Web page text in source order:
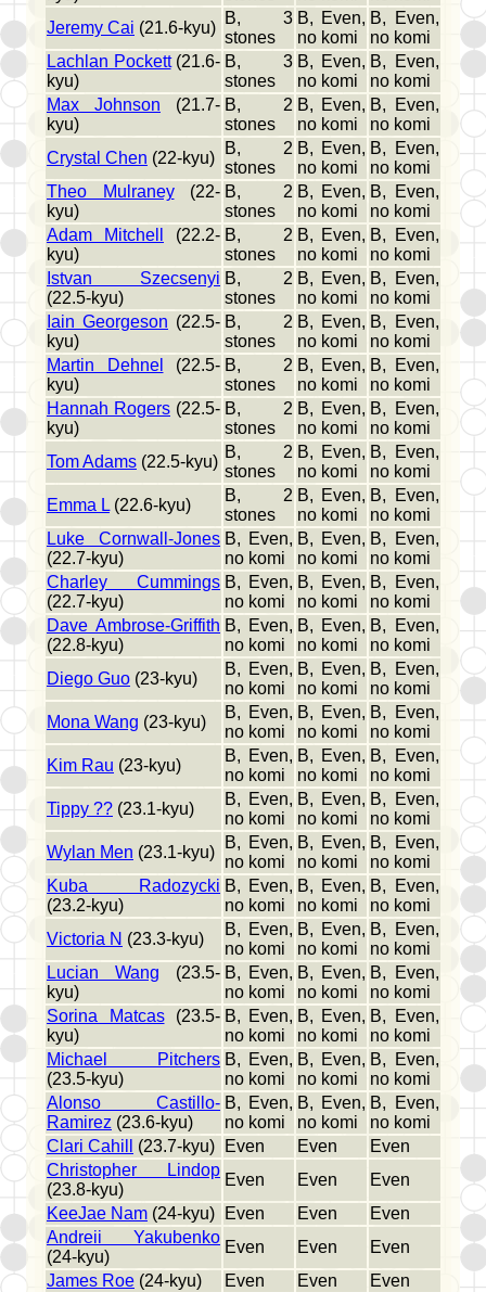
Jeremy Cai (21.6-kyu)
B, 3
stones
B, Even,
no komi
B, Even,
no komi
Lachlan Pockett(21.6-
kyu)
B, 3
stones
B, Even,
no komi
B, Even,
no komi
Max Johnson (21.7-
kyu)
B, 2
stones
B, Even,
no komi
B, Even,
no komi
Crystal Chen (22-kyu)
B, 2
stones
B, Even,
no komi
B, Even,
no komi
Theo Mulraney(22-
kyu)
B, 2
stones
B, Even,
no komi
B, Even,
no komi
Adam Mitchell
(22.2-
kyu)
B, 2
stones
B, Even,
no komi
B, Even,
no komi
Istvan Szecsenyi
(22.5-kyu)
B, 2
stones
B, Even,
no komi
B, Even,
no komi
Iain Georgeson (22.5-
kyu)
B, 2
stones
B, Even,
no komi
B, Even,
no komi
Martin Dehnel
(22.5-
kyu)
B, 2
stones
B, Even,
no komi
B, Even,
no komi
Hannah Rogers (22.5-
kyu)
B, 2
stones
B, Even,
no komi
B, Even,
no komi
Tom Adams (22.5-kyu)
B, 2
stones
B, Even,
no komi
B, Even,
no komi
Emma L(22.6-kyu)
B, 2
stones
B, Even,
no komi
B, Even,
no komi
Luke Cornwall-Jones
(22.7-kyu)
B, Even,
no komi
B, Even,
no komi
B, Even,
no komi
Charley Cummings
(22.7-kyu)
B, Even,
no komi
B, Even,
no komi
B, Even,
no komi
Dave Ambrose-Griffith
(22.8-kyu)
B, Even,
no komi
B, Even,
no komi
B, Even,
no komi
Diego Guo (23-kyu)
B, Even,
no komi
B, Even,
no komi
B, Even,
no komi
Mona Wang (23-kyu)
B, Even,
no komi
B, Even,
no komi
B, Even,
no komi
Kim Rau (23-kyu)
B, Even,
no komi
B, Even,
no komi
B, Even,
no komi
Tippy ?? (23.1-kyu)
B, Even,
no komi
B, Even,
no komi
B, Even,
no komi
Wylan Men (23.1-kyu)
B, Even,
no komi
B, Even,
no komi
B, Even,
no komi
Kuba Radozycki
(23.2-kyu)
B, Even,
no komi
B, Even,
no komi
B, Even,
no komi
Victoria N (23.3-kyu)
B, Even,
no komi
B, Even,
no komi
B, Even,
no komi
Lucian Wang (23.5-
kyu)
B, Even,
no komi
B, Even,
no komi
B, Even,
no komi
Sorina Matcas(23.5-
kyu)
B, Even,
no komi
B, Even,
no komi
B, Even,
no komi
Michael Pitchers
(23.5-kyu)
B, Even,
no komi
B, Even,
no komi
B, Even,
no komi
Alonso Castillo-
Ramirez (23.6-kyu)
B, Even,
no komi
B, Even,
no komi
B, Even,
no komi
Clari Cahill
(23.7-kyu) Even Even
Even
Christopher Lindop
(23.8-kyu)
Even Even
Even
KeeJae Nam (24-kyu) Even Even
Even
Andreii Yakubenko
(24-kyu)
Even Even
Even
James Roe (24-kyu) Even Even
Even